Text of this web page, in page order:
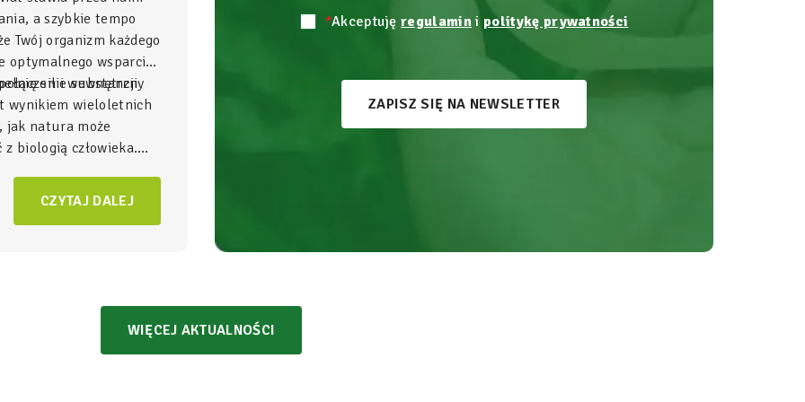
a szybkie tempo
Twój organizm każdego
optymalnego wsparcia,
sił i wewnętrzny
substancji
wynikiem wieloletnich
jak natura może
z biologią człowieka.
traktujemy jako
CZYTAJ DALEJ
*Akceptujęregulamin i politykę prywatności
ZAPISZ SIĘ NA NEWSLETTER
WIĘCEJ AKTUALNOŚCI